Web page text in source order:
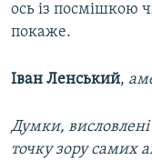
ось із посмішкою
покаже.
Іван Ленський,
Думки,
точку зору самих